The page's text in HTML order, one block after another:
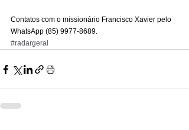
Contatos com o missionário Francisco Xavier pelo
WhatsApp (85) 9977-8689.
#radargeral